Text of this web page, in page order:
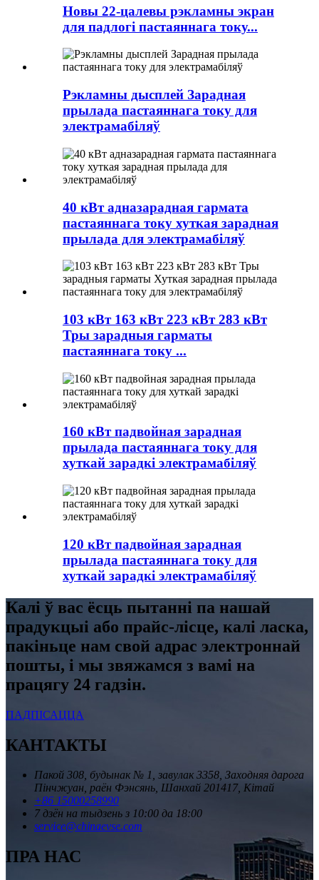
Новы 22-цалевы рэкламны экран
для падлогі пастаяннага току...
Рэкламны дысплей Зарадная
прылада пастаяннага току для
электрамабіляў
40 кВт адназарадная гармата
пастаяннага току хуткая зарадная
прылада для электрамабіляў
103 кВт 163 кВт 223 кВт 283 кВт
Тры зарадныя гарматы
пастаяннага току ...
160 кВт падвойная зарадная
прылада пастаяннага току для
хуткай зарадкі электрамабіляў
120 кВт падвойная зарадная
прылада пастаяннага току для
хуткай зарадкі электрамабіляў
Калі ў вас ёсць пытанні па нашай
прадукцыі або прайс-лісце, калі ласка,
пакіньце нам свой адрас электроннай
пошты, і мы звяжамся з вамі на
працягу 24 гадзін.
ПАДПІСАЦЦА
КАНТАКТЫ
Пакой 308, будынак № 1, завулак 3358, Заходняя дарога
Пінчжуан, раён Фэнсянь, Шанхай 201417, Кітай
+86 15000258990
7 дзён на тыдзень з 10:00 да 18:00
service@chinaevse.com
ПРА НАС